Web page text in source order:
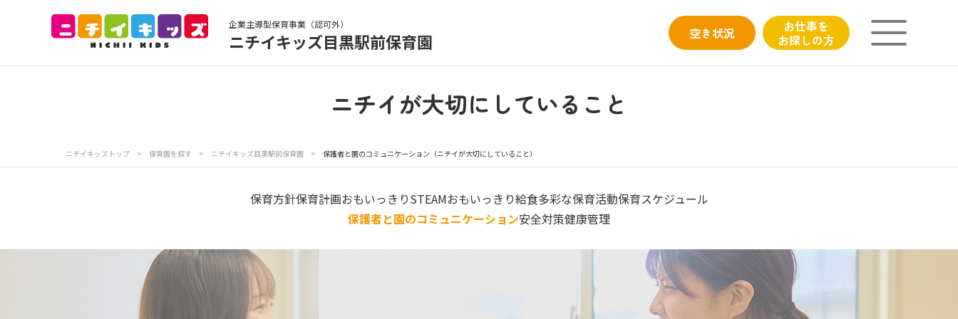
企業主導型保育事業（認可外）
ニチイキッズ目黒駅前保育園 空き状況
お仕事を
お探しの方
保育園見学 入園の概要
写真販売サービス 各種書類 お仕事をお探しの方 よくあるご質問
プライバシーポリシー ニチイ学館オフィシャルサイト
ニチイが大切にしていること
ニチイキッズトップ > 保育園を探す > ニチイキッズ目黒駅前保育園 > 保護者と園のコミュニケーション（ニチイが大切にしていること）
保育方針保育計画おもいっきりSTEAMおもいっきり給食多彩な保育活動保育スケジュール
保護者と園のコミュニケーション安全対策健康管理